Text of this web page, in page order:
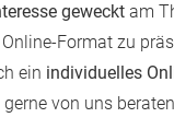
geweckt am
Format zu
ein individuelles
von uns